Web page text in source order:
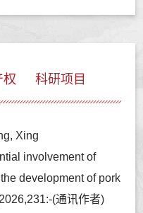
权 科研项目
Xing
involvement of
development of pork
(通讯作者)